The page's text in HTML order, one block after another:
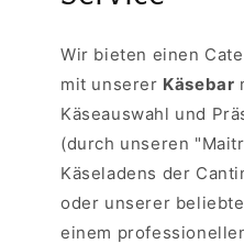
Wir bieten einen
mit unserer Käsebar
Käseauswahl und
(durch unseren
Käseladens der
oder unserer
einem